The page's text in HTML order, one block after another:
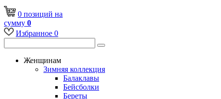
0 позиций на
сумму 0
Избранное 0
Женщинам
Зимняя коллекция
Балаклавы
Бейсболки
Береты